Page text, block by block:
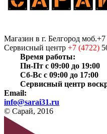
Магазин в г. Белгород моб.+7
Сервисный центр +7 (4722)
Время работы:
Пн-Пт с 09:00 до 19:00
Сб-Вс с 09:00 до 17:00
Сервисный центр
Email:
info@sarai31.ru
© Сарай, 2016